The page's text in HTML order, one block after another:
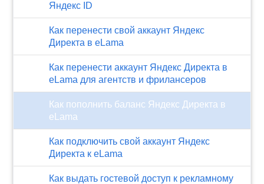
Яндекс ID
Как перенести свой аккаунт Яндекс
Директа в eLama
Как перенести аккаунт Яндекс Директа в
eLama для агентств и фрилансеров
Как пополнить баланс Яндекс Директа в
eLama
Как подключить свой аккаунт Яндекс
Директа к eLama
Как выдать гостевой доступ к рекламному